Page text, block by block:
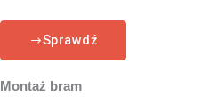
Sprawdź
Montaż bram